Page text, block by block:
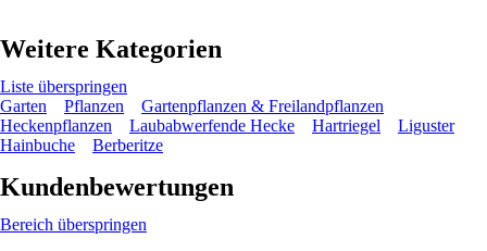
Weitere Kategorien
Liste überspringen
Garten
Pflanzen
Gartenpflanzen & Freilandpflanzen
Heckenpflanzen
Laubabwerfende Hecke Hartriegel
Liguster
Hainbuche
Berberitze
Kundenbewertungen
Bereich überspringen